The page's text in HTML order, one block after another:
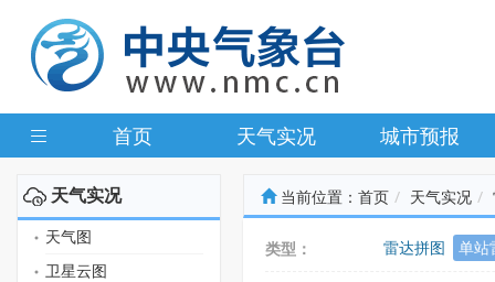
首页 天气实况 城市预报
天气实况
天气图
卫星云图
当前位置： 首页 天气实况
类型： 雷达拼图 单站